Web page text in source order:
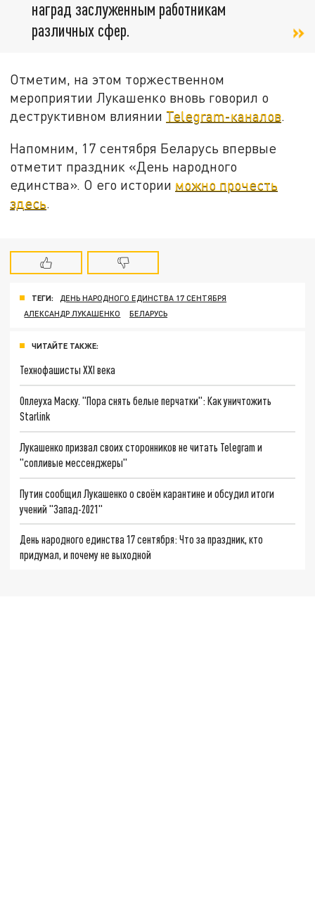
наград заслуженным работникам
различных сфер.
Отметим, на этом торжественном
мероприятии Лукашенко вновь говорил о
деструктивном влиянии Telegram-каналов.
Напомним, 17 сентября Беларусь впервые
отметит праздник «День народного
единства». О его истории можно прочесть
здесь.
ТЕГИ:
ДЕНЬ НАРОДНОГО ЕДИНСТВА 17 СЕНТЯБРЯ
АЛЕКСАНДР ЛУКАШЕНКО
БЕЛАРУСЬ
ЧИТАЙТЕ ТАКЖЕ:
Технофашисты XXI века
Оплеуха Маску. "Пора снять белые перчатки": Как уничтожить
Starlink
Лукашенко призвал своих сторонников не читать Telegram и
"сопливые мессенджеры"
Путин сообщил Лукашенко о своём карантине и обсудил итоги
учений "Запад-2021"
День народного единства 17 сентября: Что за праздник, кто
придумал, и почему не выходной